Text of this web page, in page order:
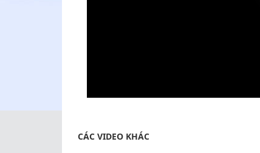
CÁC VIDEO KHÁC